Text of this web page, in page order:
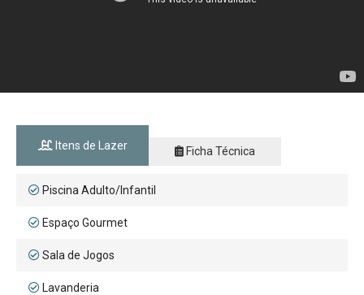
Itens de Lazer Ficha Técnica
Piscina Adulto/Infantil
Espaço Gourmet
Sala de Jogos
Lavanderia